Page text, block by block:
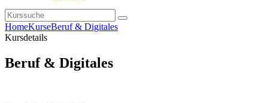
HomeKurseBeruf & Digitales
Kursdetails
Beruf & Digitales